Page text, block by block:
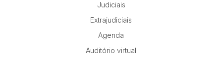
Judiciais
Extrajudiciais
Agenda
Auditório virtual